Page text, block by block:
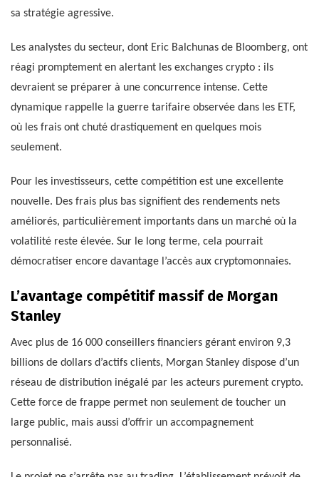
sa stratégie agressive.
Les analystes du secteur, dont Eric Balchunas de Bloomberg, ont
réagi promptement en alertant les exchanges crypto : ils
devraient se préparer à une concurrence intense. Cette
dynamique rappelle la guerre tarifaire observée dans les ETF,
où les frais ont chuté drastiquement en quelques mois
seulement.
Pour les investisseurs, cette compétition est une excellente
nouvelle. Des frais plus bas signifient des rendements nets
améliorés, particulièrement importants dans un marché où la
volatilité reste élevée. Sur le long terme, cela pourrait
démocratiser encore davantage l’accès aux cryptomonnaies.
L’avantage compétitif massif de Morgan
Stanley
Avec plus de 16 000 conseillers financiers gérant environ 9,3
billions de dollars d’actifs clients, Morgan Stanley dispose d’un
réseau de distribution inégalé par les acteurs purement crypto.
Cette force de frappe permet non seulement de toucher un
large public, mais aussi d’offrir un accompagnement
personnalisé.